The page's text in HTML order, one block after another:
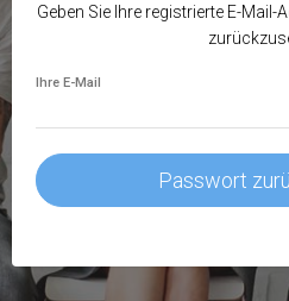
Geben Sie Ihre registrierte E-
Ihre E-Mail
Passwort